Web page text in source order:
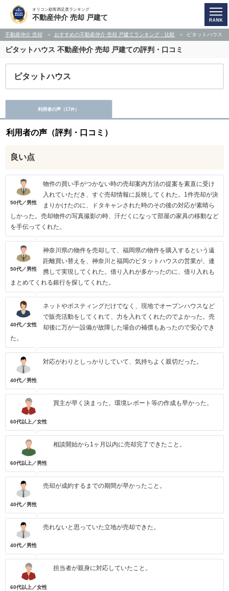
オリコン顧客満足度ランキング
不動産仲介 売却 戸建て
不動産仲介 売却 おすすめの不動産仲介 売却 戸建てランキング・比較 ピタットハウス
ピタットハウス 不動産仲介 売却 戸建ての評判・口コミ
ピタットハウス
利用者の声（17件）
利用者の声（評判・口コミ）
良い点
50代／男性
物件の買い手がつかない時の売却案内方法の提案を素直に受け
入れていただき、すぐ売却情報に反映してくれた。1件売却が決
まりかけたのに、ドタキャンされた時のその後の対応が素晴ら
しかった。売却物件の写真撮影の時、汗だくになって部屋の家具の移動など
を手伝ってくれた。
50代／男性
神奈川県の物件を売却して、福岡県の物件を購入するという遠
距離買い替えを、神奈川と福岡のピタットハウスの営業が、連
携して実現してくれた。借り入れが多かったのに、借り入れも
まとめてくれる銀行を探してくれた。
40代／女性
ネットやポスティングだけでなく、現地でオープンハウスなど
で販売活動をしてくれて、力を入れてくれたのでよかった。売
却後に万が一設備が故障した場合の補償もあったので安心でき
た。
40代／男性
対応がわりとしっかりしていて、気持ちよく親切だった。
60代以上／女性
買主が早く決まった。環境レポート等の作成も早かった。
60代以上／男性
相談開始から1ヶ月以内に売却完了できたこと。
40代／男性
売却が成約するまでの期間が早かったこと。
40代／男性
売れないと思っていた立地が売却できた。
60代以上／女性
担当者が親身に対応していたこと。